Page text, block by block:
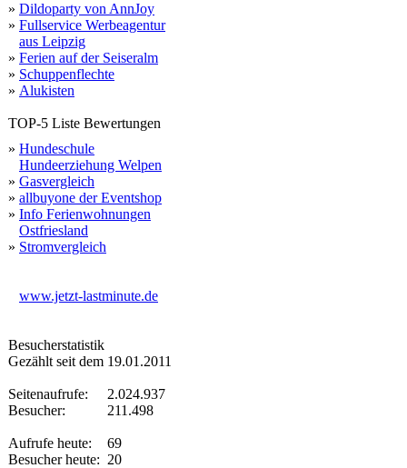
» Dildoparty von AnnJoy
» Fullservice Werbeagentur
aus Leipzig
» Ferien auf der Seiseralm
» Schuppenflechte
» Alukisten
TOP-5 Liste Bewertungen
» Hundeschule
Hundeerziehung Welpen
» Gasvergleich
» allbuyone der Eventshop
» Info Ferienwohnungen
Ostfriesland
» Stromvergleich
www.jetzt-lastminute.de
Besucherstatistik
Gezählt seit dem 19.01.2011
Seitenaufrufe:
Besucher:
Aufrufe heute:
Besucher heute:
2.024.937
211.498
69
20